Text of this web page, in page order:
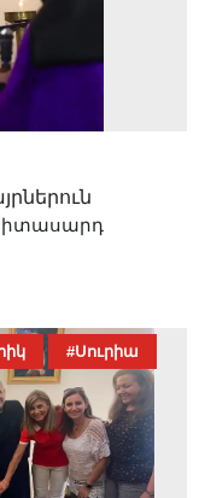
#Սուրիա